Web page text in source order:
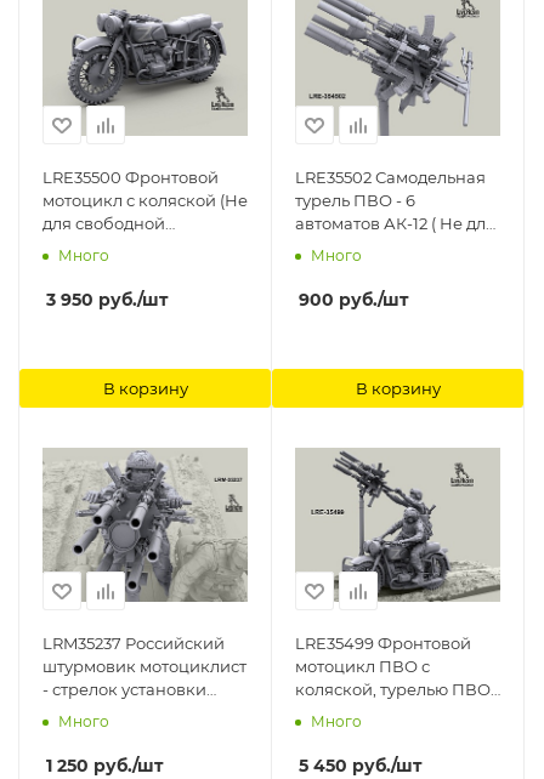
LRE35500 Фронтовой
мотоцикл с коляской (Не
для свободной
продажи) Live Resin
Много
3 950 руб./шт
В корзину
LRE35502 Самодельная
турель ПВО - 6
автоматов АК-12 ( Не для
свободной продажи)
Много
900 руб./шт
В корзину
LRM35237 Российский
штурмовик мотоциклист
- стрелок установки
ПВО (Не для свободной
Много
1 250 руб./шт
LRE35499 Фронтовой
мотоцикл ПВО с
коляской, турелью ПВО,
водителем и стрелком
продажи) Live Resin
Много
5 450 руб./шт